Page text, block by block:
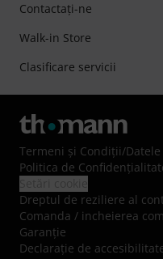
Contactaţi-ne
Walk-in Store
Clasificare servicii
Termeni şi Condiţii/
Politica de
Dreptul de reziliere al
Comanda / incheierea
Garanție
Declarație de